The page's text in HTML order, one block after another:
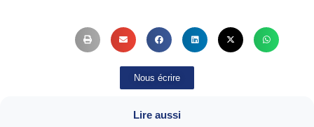
Nous écrire
Lire aussi